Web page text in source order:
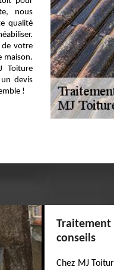
nous
qualité
de votre
maison.
Toiture
devis
!
conseils
Chez MJ